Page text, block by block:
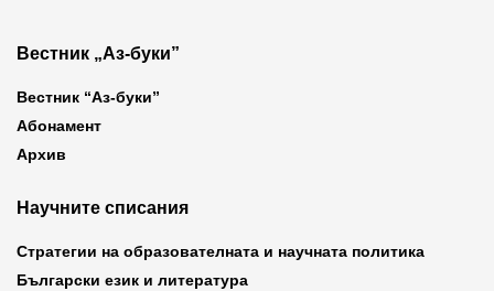
Вестник „Аз-буки”
Вестник “Аз-буки”
Абонамент
Архив
Научните списания
Стратегии на образователната и научната политика
Български език и литература